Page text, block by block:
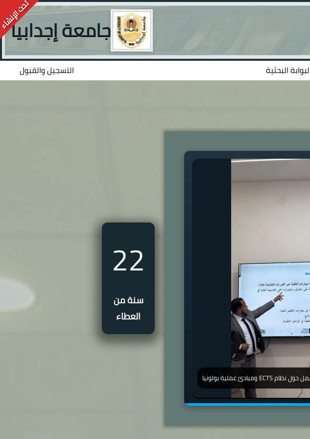
جامعة إجدابيا
البحثية التسجيل والقبول
22
سنة من
العطاء
دولي عن أمرض الجلدية